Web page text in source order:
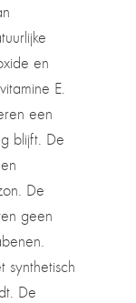
en
E.
een
blijft. De
De
geen
synthetisch
De